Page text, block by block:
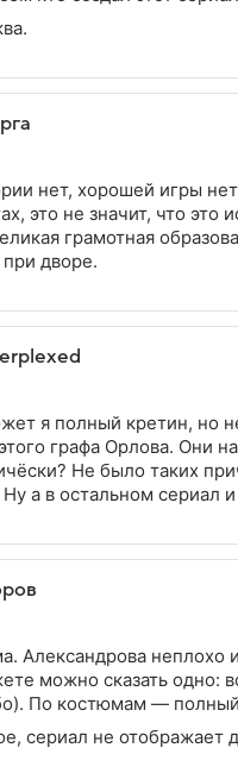
нет, хорошей игры
это не значит, что
грамотная
дворе.
я полный кретин, но
графа Орлова. Они
Не было таких
а в остальном сериал
Александрова
можно сказать одно:
По костюмам — полный
сериал не отображает